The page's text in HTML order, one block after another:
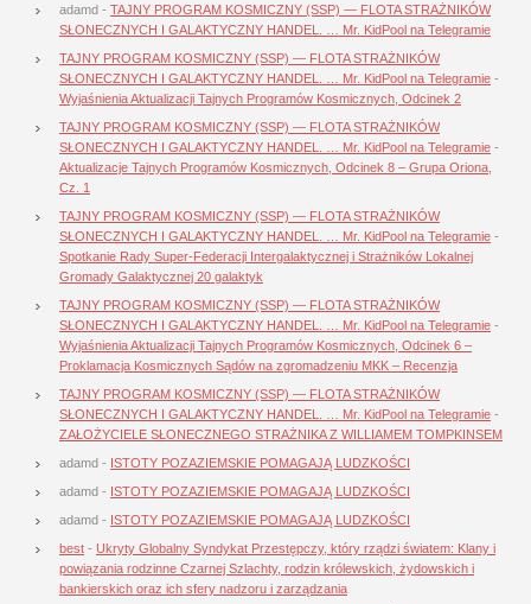
adamd - TAJNY PROGRAM KOSMICZNY (SSP) — FLOTA STRAŻNIKÓW
SŁONECZNYCH I GALAKTYCZNY HANDEL. … Mr. KidPool na Telegramie
TAJNY PROGRAM KOSMICZNY (SSP) — FLOTA STRAŻNIKÓW
SŁONECZNYCH I GALAKTYCZNY HANDEL. … Mr. KidPool na Telegramie -
Wyjaśnienia Aktualizacji Tajnych Programów Kosmicznych, Odcinek 2
TAJNY PROGRAM KOSMICZNY (SSP) — FLOTA STRAŻNIKÓW
SŁONECZNYCH I GALAKTYCZNY HANDEL. … Mr. KidPool na Telegramie -
Aktualizacje Tajnych Programów Kosmicznych, Odcinek 8 – Grupa Oriona,
Cz. 1
TAJNY PROGRAM KOSMICZNY (SSP) — FLOTA STRAŻNIKÓW
SŁONECZNYCH I GALAKTYCZNY HANDEL. … Mr. KidPool na Telegramie -
Spotkanie Rady Super-Federacji Intergalaktycznej i Strażników Lokalnej
Gromady Galaktycznej 20 galaktyk
TAJNY PROGRAM KOSMICZNY (SSP) — FLOTA STRAŻNIKÓW
SŁONECZNYCH I GALAKTYCZNY HANDEL. … Mr. KidPool na Telegramie -
Wyjaśnienia Aktualizacji Tajnych Programów Kosmicznych, Odcinek 6 –
Proklamacja Kosmicznych Sądów na zgromadzeniu MKK – Recenzja
TAJNY PROGRAM KOSMICZNY (SSP) — FLOTA STRAŻNIKÓW
SŁONECZNYCH I GALAKTYCZNY HANDEL. … Mr. KidPool na Telegramie -
ZAŁOŻYCIELE SŁONECZNEGO STRAŻNIKA Z WILLIAMEM TOMPKINSEM
adamd - ISTOTY POZAZIEMSKIE POMAGAJĄ LUDZKOŚCI
adamd - ISTOTY POZAZIEMSKIE POMAGAJĄ LUDZKOŚCI
adamd - ISTOTY POZAZIEMSKIE POMAGAJĄ LUDZKOŚCI
best - Ukryty Globalny Syndykat Przestępczy, który rządzi światem: Klany i
powiązania rodzinne Czarnej Szlachty, rodzin królewskich, żydowskich i
bankierskich oraz ich sfery nadzoru i zarządzania